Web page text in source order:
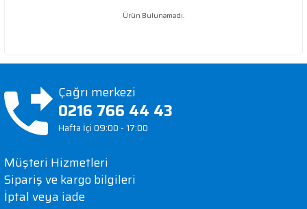
Ürün Bulunamadı.
Çağrı merkezi
0216 766 44 43
Hafta İçi 09:00 - 17:00
Müşteri Hizmetleri
Sipariş ve kargo bilgileri
İptal veya iade